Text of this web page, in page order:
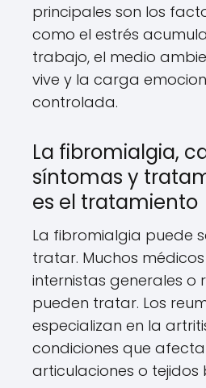
principales son los
como el estrés
trabajo, el medio
vive y la carga
controlada.
La fibromialgia,
síntomas y
es el tratamiento
La fibromialgia puede
tratar. Muchos
internistas generales o
pueden tratar. Los
especializan en la
condiciones que
articulaciones o tejidos